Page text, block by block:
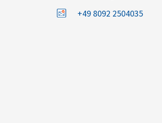
+49 8092 2504035